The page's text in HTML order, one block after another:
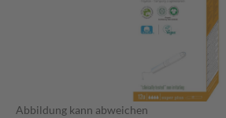
Abbildung kann abweichen